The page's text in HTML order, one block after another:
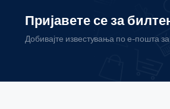
Пријавете се за
Добивајте известувања по е-пошта